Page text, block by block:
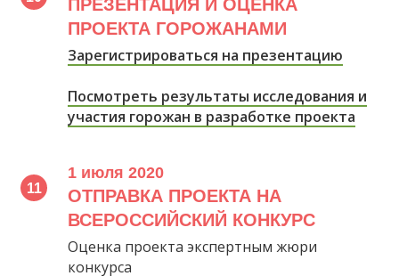
ПРЕЗЕНТАЦИЯ И ОЦЕНКА
ПРОЕКТА ГОРОЖАНАМИ
Зарегистрироваться на презентацию
Посмотреть результаты исследования и
участия горожан в разработке проекта
1 июля 2020
ОТПРАВКА ПРОЕКТА НА
ВСЕРОССИЙСКИЙ КОНКУРС
Оценка проекта экспертным жюри
конкурса